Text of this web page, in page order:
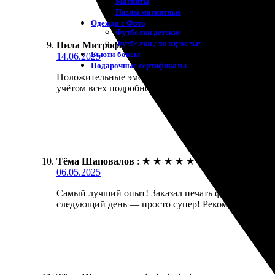
Пазлы магнитные
Одежда с Фото
Футболки детские
Футболки для взрослых
Бьюти-боксы
Подарочные сертификаты
Нила Митрофанова : ★ ★ ★ ★ ★
14.06.2025
Положительные эмоции остались после заказа
учётом всех подробностей. Определенно вернусь
Тёма Шаповалов : ★ ★ ★ ★ ★
06.05.2025
Самый лучший опыт! Заказал печать фото 30х40,
следующий день — просто супер! Рекомендую всем!